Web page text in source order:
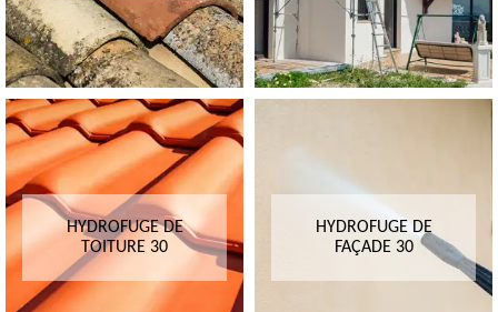
HYDROFUGE DE
TOITURE 30
HYDROFUGE DE
FAÇADE 30